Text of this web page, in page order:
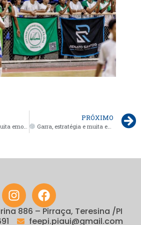
PRÓXIMO
Garra, estratégia e muita emoção em quadra! O vôlei masculino e feminino brilhou nos Jogos Escolares 2025!
886 – Pirraça, Teresina /PI
feepi.piaui@gmail.com